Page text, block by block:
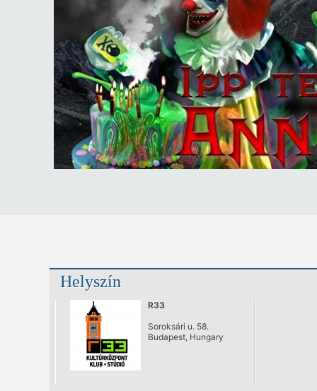
Helyszín
R33
Soroksári u. 58.
Budapest, Hungary